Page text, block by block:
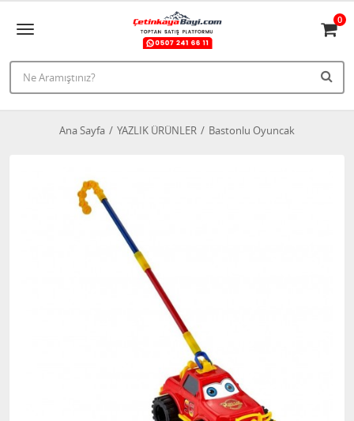
0
Ana Sayfa YAZLIK ÜRÜNLER Bastonlu Oyuncak